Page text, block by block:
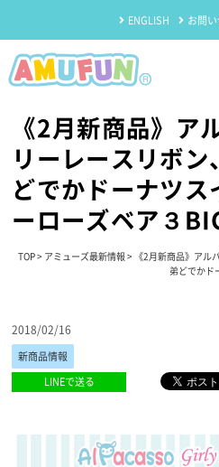
ENGLISH お問い
《2月新商品》ア
リーレースリボン
どでかドーナツス
ーローズベア３
TOP> アミューズ最新情報> 《2月新商品》アル
弟どでかド
2018/02/16
新商品情報
LINEで送る